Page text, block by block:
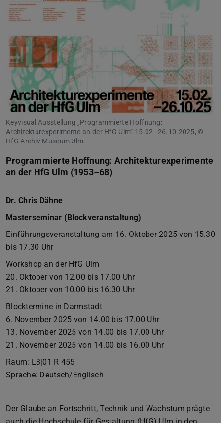
Keyvisual Ausstellung „Programmierte Hoffnung:
Architekturexperimente an der HfG Ulm“ 15.02–26.10.2025, ©
HfG Archiv Museum Ulm.
Programmierte Hoffnung: Architekturexperimente
an der HfG Ulm (1953–68)
Dr. Chris Dähne
Masterseminar (Blockveranstaltung)
Einführungsveranstaltung am 16. Oktober 2025 von 15.30
bis 17.30 Uhr
Workshop an der HfG Ulm
20. Oktober von 12.00 bis 17.00 Uhr
21. Oktober von 10.00 bis 16.30 Uhr
Blocktermine in Darmstadt
6. November 2025 von 14.00 bis 17.00 Uhr
13. November 2025 von 14.00 bis 17.00 Uhr
21. November 2025 von 14.00 bis 16.00 Uhr
Raum: L3|01 R 455
Sprache: Deutsch/Englisch
Der Glaube an Fortschritt, Technik und Wachstum prägte